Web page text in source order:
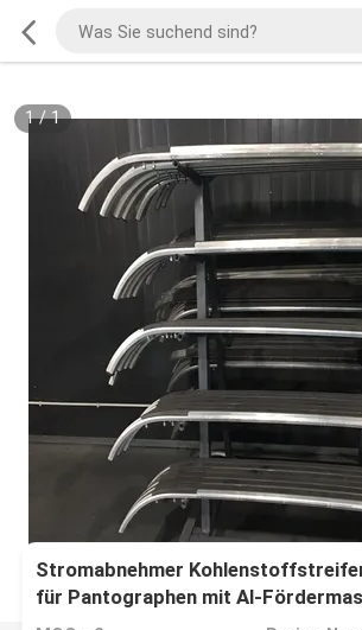
1/1
Stromabnehmer
für Pantographen mit Al-